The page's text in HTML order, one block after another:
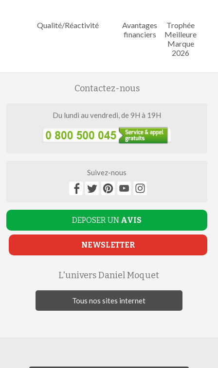
Qualité/Réactivité
Avantages
financiers
Trophée
Meilleure
Marque
2026
Contactez-nous
Du lundi au vendredi, de 9H à 19H
Suivez-nous
DEPOSER UN AVIS
NEWSLETTER
L'univers Daniel Moquet
Tous nos sites internet